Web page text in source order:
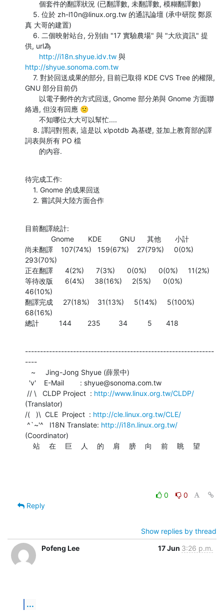
真 大哥的建置)
供, url為
http://i18n.shyue.idv.tw
http://shyue.sonoma.com.tw
GNU 部分目前仍
絡過, 但沒有回應 🙁
詞表與所有 PO 檔
       的內容.
待完成工作:
    2. 嘗試與大陸方面合作
目前翻譯統計:
尚未翻譯    107(74%)   159(67%)    27(79%)     0(0%)
293(70%)
正在翻譯      4(2%)      7(3%)      0(0%)      0(0%)     11(2%)
等待改版      6(4%)     38(16%)     2(5%)      0(0%)
46(10%)
翻譯完成     27(18%)    31(13%)     5(14%)     5(100%)
68(16%)
總計          144        235         34          5       418
---------------------------------------------------------------
----
// \   CLDP Project  : http://www.linux.org.tw/CLDP/
(Translator)
/(   )\  CLE  Project  : http://cle.linux.org.tw/CLE/
^`~'^   I18N Translate: http://i18n.linux.org.tw/
(Coordinator)
    站 　在 　巨 　人 　的 　肩 　膀 　向 　前 　眺 　望
0
0
Reply
Show replies by thread
Pofeng Lee
17 Jun 3:26 p.m.
...